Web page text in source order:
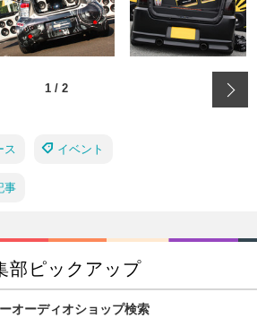
1 / 2
ス イベント
事
部ピックアップ
オーディオショップ検索